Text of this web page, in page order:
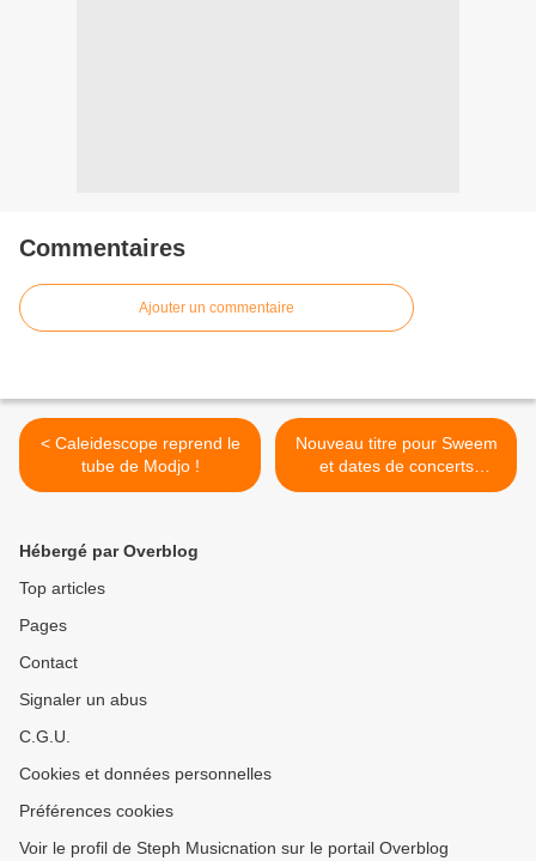
Commentaires
Ajouter un commentaire
< Caleidescope reprend le
tube de Modjo !
Nouveau titre pour Sweem
et dates de concerts
Parisiens ! >
Hébergé par Overblog
Top articles
Pages
Contact
Signaler un abus
C.G.U.
Cookies et données personnelles
Préférences cookies
Voir le profil de Steph Musicnation sur le portail Overblog